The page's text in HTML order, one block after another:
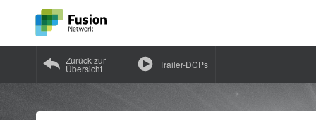
Zurück zur
Übersicht Trailer-DCPs